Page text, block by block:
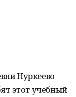
Нуркеево
этот учебный